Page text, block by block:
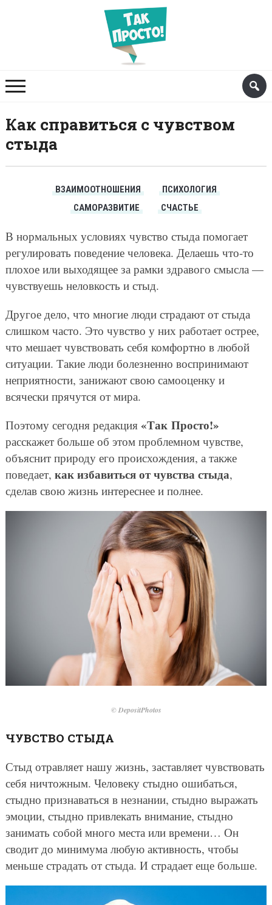
Как справиться с чувством
стыда
ВЗАИМООТНОШЕНИЯ
ПСИХОЛОГИЯ
САМОРАЗВИТИЕ
СЧАСТЬЕ
В нормальных условиях чувство стыда помогает
регулировать поведение человека. Делаешь что-то
плохое или выходящее за рамки здравого смысла —
чувствуешь неловкость и стыд.
Другое дело, что многие люди страдают от стыда
слишком часто. Это чувство у них работает острее,
что мешает чувствовать себя комфортно в любой
ситуации. Такие люди болезненно воспринимают
неприятности, занижают свою самооценку и
всячески прячутся от мира.
Поэтому сегодня редакция «Так Просто!»
расскажет больше об этом проблемном чувстве,
объяснит природу его происхождения, а также
поведает, как избавиться от чувства стыда,
сделав свою жизнь интереснее и полнее.
© DepositPhotos
ЧУВСТВО СТЫДА
Стыд отравляет нашу жизнь, заставляет чувствовать
себя ничтожным. Человеку стыдно ошибаться,
стыдно признаваться в незнании, стыдно выражать
эмоции, стыдно привлекать внимание, стыдно
занимать собой много места или времени… Он
сводит до минимума любую активность, чтобы
меньше страдать от стыда. И страдает еще больше.